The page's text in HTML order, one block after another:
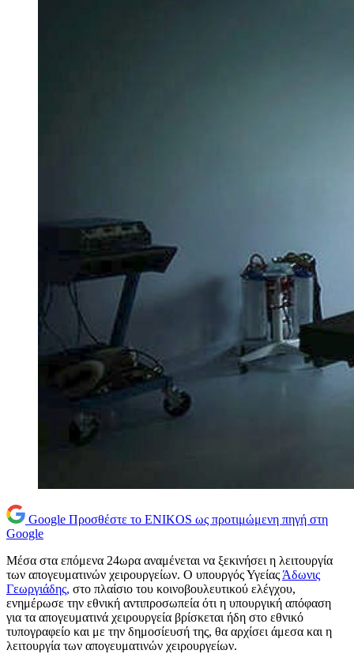
Google Προσθέστε το ENIKOS ως προτιμώμενη πηγή στη
Google
Μέσα στα επόμενα 24ωρα αναμένεται να ξεκινήσει η λειτουργία
των απογευματινών χειρουργείων. Ο υπουργός Υγείας Άδωνις
Γεωργιάδης, στο πλαίσιο του κοινοβουλευτικού ελέγχου,
ενημέρωσε την εθνική αντιπροσωπεία ότι η υπουργική απόφαση
για τα απογευματινά χειρουργεία βρίσκεται ήδη στο εθνικό
τυπογραφείο και με την δημοσίευσή της, θα αρχίσει άμεσα και η
λειτουργία των απογευματινών χειρουργείων.